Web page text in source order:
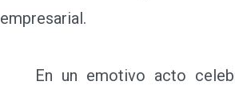
empresarial.
En un emotivo acto